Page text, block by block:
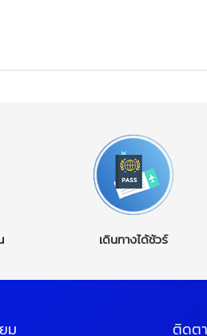
เดินทางได้ชัวร์
ม ติดต